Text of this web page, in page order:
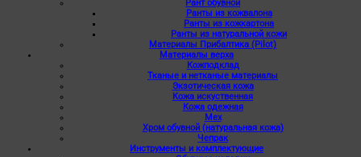
Рант обувной
Ранты из кожвалона
Ранты из кожкартона
Ранты из натуральной кожи
Материалы Прибалтика (Pilot)
Материалы верха
Кожподклад
Тканые и нетканые материалы
Экзотическая кожа
Кожа искуственная
Кожа одежная
Мех
Хром обувной (натуральная кожа)
Чепрак
Инструменты и комплектующие